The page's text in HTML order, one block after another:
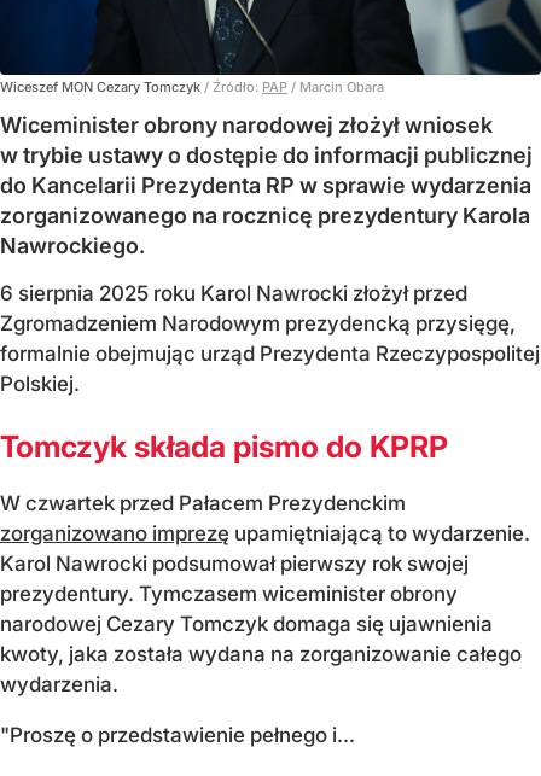
Wiceszef MON Cezary Tomczyk / Źródło: PAP / Marcin Obara
Wiceminister obrony narodowej złożył wniosek
w trybie ustawy o dostępie do informacji publicznej
do Kancelarii Prezydenta RP w sprawie wydarzenia
zorganizowanego na rocznicę prezydentury Karola
Nawrockiego.
6 sierpnia 2025 roku Karol Nawrocki złożył przed
Zgromadzeniem Narodowym prezydencką przysięgę,
formalnie obejmując urząd Prezydenta Rzeczypospolitej
Polskiej.
Tomczyk składa pismo do KPRP
W czwartek przed Pałacem Prezydenckim
zorganizowano imprezę upamiętniającą to wydarzenie.
Karol Nawrocki podsumował pierwszy rok swojej
prezydentury. Tymczasem wiceminister obrony
narodowej Cezary Tomczyk domaga się ujawnienia
kwoty, jaka została wydana na zorganizowanie całego
wydarzenia.
"Proszę o przedstawienie pełnego i...